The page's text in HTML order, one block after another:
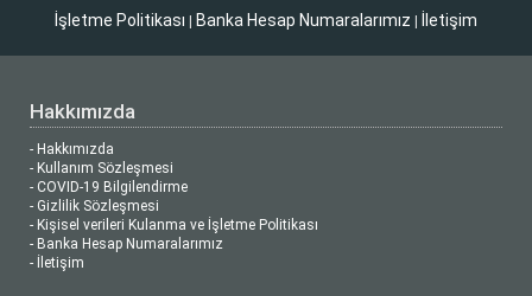
İşletme Politikası | Banka Hesap Numaralarımız | İletişim
Hakkımızda
- Hakkımızda
- Kullanım Sözleşmesi
- COVID-19 Bilgilendirme
- Gizlilik Sözleşmesi
- Kişisel verileri Kulanma ve İşletme Politikası
- Banka Hesap Numaralarımız
- İletişim